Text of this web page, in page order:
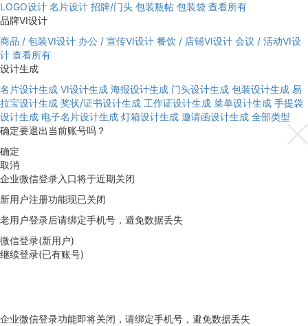
LOGO设计 名片设计 招牌/门头 包装瓶帖 包装袋 查看所有
品牌VI设计
商品 / 包装VI设计 办公 / 宣传VI设计 餐饮 / 店铺VI设计 会议 / 活动VI设
计 查看所有
设计生成
名片设计生成 VI设计生成 海报设计生成 门头设计生成 包装设计生成 易
拉宝设计生成 奖状/证书设计生成 工作证设计生成 菜单设计生成 手提袋
设计生成 电子名片设计生成 灯箱设计生成 邀请函设计生成 全部类型
确定要退出当前账号吗？
确定
取消
企业微信登录入口将于近期关闭
新用户注册功能现已关闭
老用户登录后请绑定手机号，避免数据丢失
微信登录(新用户)
继续登录(已有账号)
企业微信登录功能即将关闭，请绑定手机号，避免数据丢失